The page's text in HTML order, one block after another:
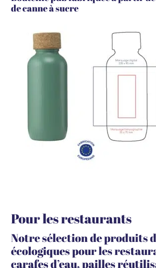
de canne à sucre
Pour les restaurants
Notre sélection de produits
écologiques pour les
carafes d’eau, pailles